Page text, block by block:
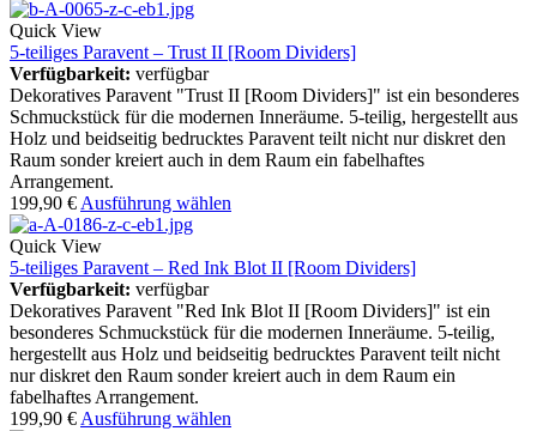
Quick View
5-teiliges Paravent – Trust II [Room Dividers]
Verfügbarkeit: verfügbar
Dekoratives Paravent "Trust II [Room Dividers]" ist ein besonderes
Schmuckstück für die modernen Inneräume. 5-teilig, hergestellt aus
Holz und beidseitig bedrucktes Paravent teilt nicht nur diskret den
Raum sonder kreiert auch in dem Raum ein fabelhaftes
Arrangement.
199,90 € Ausführung wählen
Quick View
5-teiliges Paravent – Red Ink Blot II [Room Dividers]
Verfügbarkeit: verfügbar
Dekoratives Paravent "Red Ink Blot II [Room Dividers]" ist ein
besonderes Schmuckstück für die modernen Inneräume. 5-teilig,
hergestellt aus Holz und beidseitig bedrucktes Paravent teilt nicht
nur diskret den Raum sonder kreiert auch in dem Raum ein
fabelhaftes Arrangement.
199,90 € Ausführung wählen